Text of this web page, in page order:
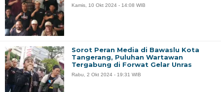
Kamis, 10 Okt 2024 - 14:08 WIB
Sorot Peran Media di Bawaslu Kota
Tangerang, Puluhan Wartawan
Tergabung di Forwat Gelar Unras
Rabu, 2 Okt 2024 - 19:31 WIB